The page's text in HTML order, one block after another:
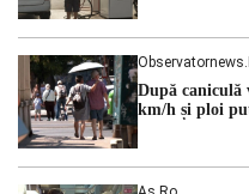
După
km/h și ploi